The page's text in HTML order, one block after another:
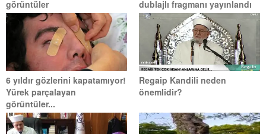
görüntüler
dublajlı fragmanı yayınlandı
6 yıldır gözlerini kapatamıyor!
Yürek parçalayan
görüntüler...
Regaip Kandili neden
önemlidir?